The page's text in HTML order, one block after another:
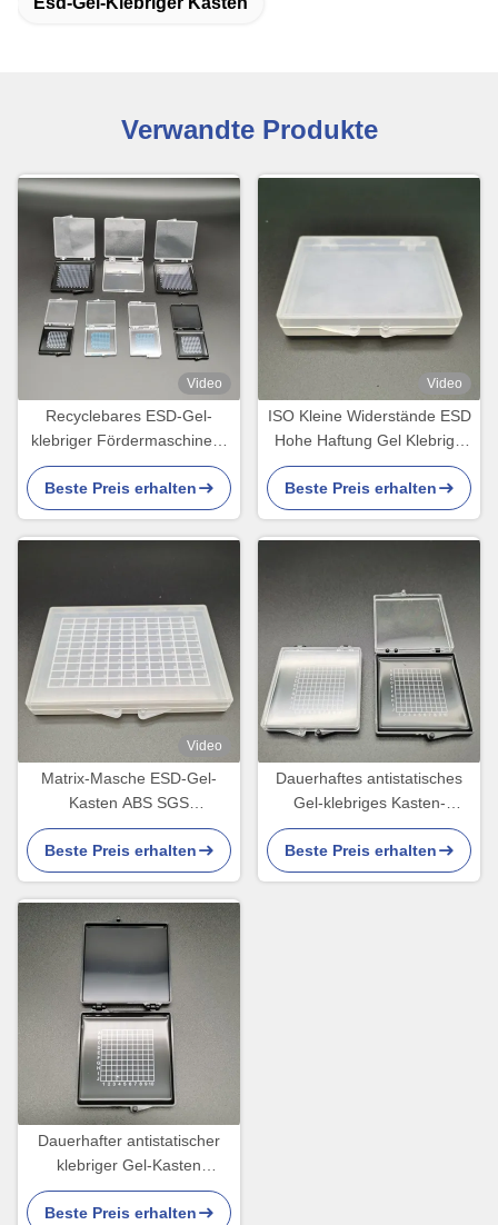
Verwandte Produkte
Video
Recyclebares ESD-Gel-
klebriger Fördermaschinen-
Kasten für optische
Halbleiter-Elektronik
Beste Preis erhalten
Video
ISO Kleine Widerstände ESD
Hohe Haftung Gel Klebrige
Schachtel Transparente
Farbe
Beste Preis erhalten
Video
Matrix-Masche ESD-Gel-
Kasten ABS SGS
transparente leitfähiges
Material
Beste Preis erhalten
Dauerhaftes antistatisches
Gel-klebriges Kasten-
Schwarz-untere
transparente Farbe
Beste Preis erhalten
Dauerhafter antistatischer
klebriger Gel-Kasten
recyclebar für
Graphitdiamant-Juwel
Beste Preis erhalten